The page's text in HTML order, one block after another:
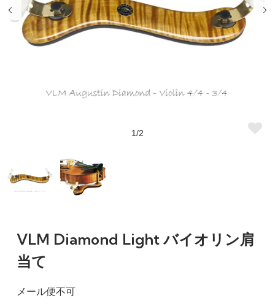
1/2
VLM Diamond Light バイオリン肩
当て
メール便不可